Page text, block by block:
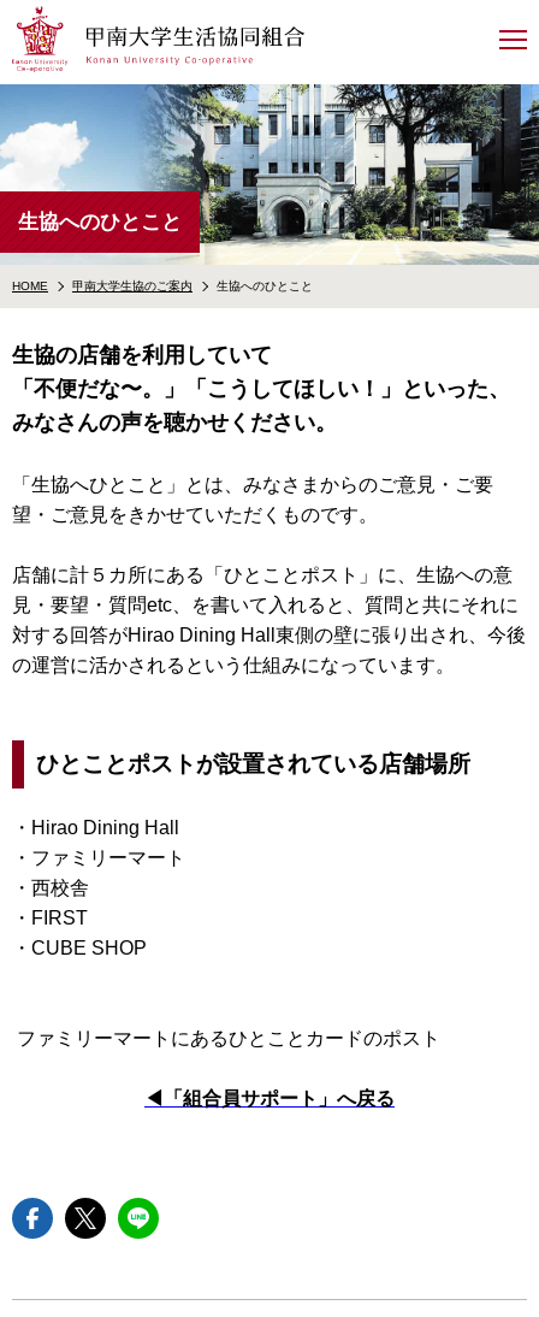
生協へのひとこと
HOME 甲南大学生協のご案内 生協へのひとこと
生協の店舗を利用していて
「不便だな〜。」「こうしてほしい！」といった、
みなさんの声を聴かせください。
「生協へひとこと」とは、みなさまからのご意見・ご要
望・ご意見をきかせていただくものです。
店舗に計５カ所にある「ひとことポスト」に、生協への意
見・要望・質問etc、を書いて入れると、質問と共にそれに
対する回答がHirao Dining Hall東側の壁に張り出され、今後
の運営に活かされるという仕組みになっています。
ひとことポストが設置されている店舗場所
・Hirao Dining Hall
・ファミリーマート
・西校舎
・FIRST
・CUBE SHOP
ファミリーマートにあるひとことカードのポスト
◀︎「組合員サポート」へ戻る
facebookでshareできます
twitterでshareできます